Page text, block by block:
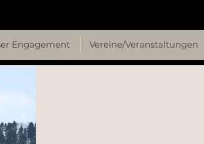
Engagement Vereine/Veranstaltungen